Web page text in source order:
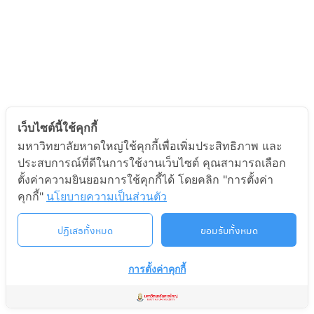
เว็บไซต์นี้ใช้คุกกี้
มหาวิทยาลัยหาดใหญ่ใช้คุกกี้เพื่อเพิ่มประสิทธิภาพ และ
ประสบการณ์ที่ดีในการใช้งานเว็บไซต์ คุณสามารถเลือก
ตั้งค่าความยินยอมการใช้คุกกี้ได้ โดยคลิก "การตั้งค่า
คุกกี้" นโยบายความเป็นส่วนตัว
ปฏิเสธทั้งหมด ยอมรับทั้งหมด
การตั้งค่าคุกกี้